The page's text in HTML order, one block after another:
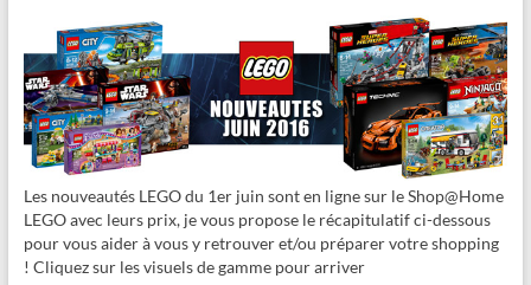
Les nouveautés LEGO du 1er juin sont en ligne sur le Shop@Home
LEGO avec leurs prix, je vous propose le récapitulatif ci-dessous
pour vous aider à vous y retrouver et/ou préparer votre shopping
! Cliquez sur les visuels de gamme pour arriver